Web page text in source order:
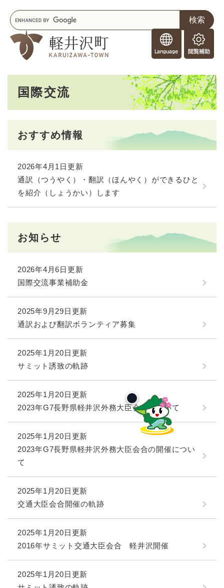
o
r
e
i
r
閲
覧
助
キ
ー
ワ
国際交流
おすすめ情報
2026年4月1日更新
通訳（つうやく）・翻訳（ほんやく）ができるひと
を紹介（しょうかい）します
お知らせ
2026年4月6日更新
国際交流事業補助金
2025年9月29日更新
通訳および翻訳ボランティア募集
2025年1月20日更新
サミット誘致の軌跡
2025年1月20日更新
2023年G7長野県軽井沢外務大臣会合について
2025年1月20日更新
2023年G7長野県軽井沢外務大臣会合の開催につい
て
2025年1月20日更新
交通大臣会合開催の軌跡
2025年1月20日更新
2016年サミット交通大臣会合 軽井沢開催
2025年1月20日更新